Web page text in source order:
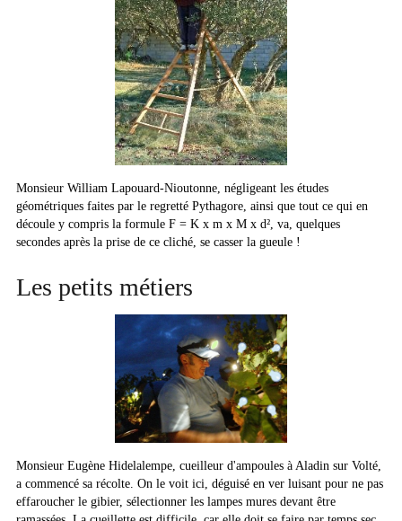
Monsieur William Lapouard-Nioutonne, négligeant les études
géométriques faites par le regretté Pythagore, ainsi que tout ce qui en
découle y compris la formule F = K x m x M x d², va, quelques
secondes après la prise de ce cliché, se casser la gueule !
Les petits métiers
Monsieur Eugène Hidelalempe, cueilleur d'ampoules à Aladin sur Volté,
a commencé sa récolte. On le voit ici, déguisé en ver luisant pour ne pas
effaroucher le gibier, sélectionner les lampes mures devant être